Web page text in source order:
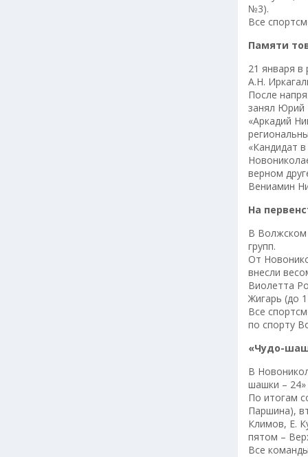
№3).
Все
Памяти
21 января
А.Н.
После
занял Юрий
«Аркадий
«Кандидат
верном
Вениамин
На
В Волжском
групп.
От
внесли
Виолетта
Жигарь (до
Все
по спорту
«Чудо-
В
шашки – 24»
По итогам
Паршина),
Климов, Е.
пятом –
Все